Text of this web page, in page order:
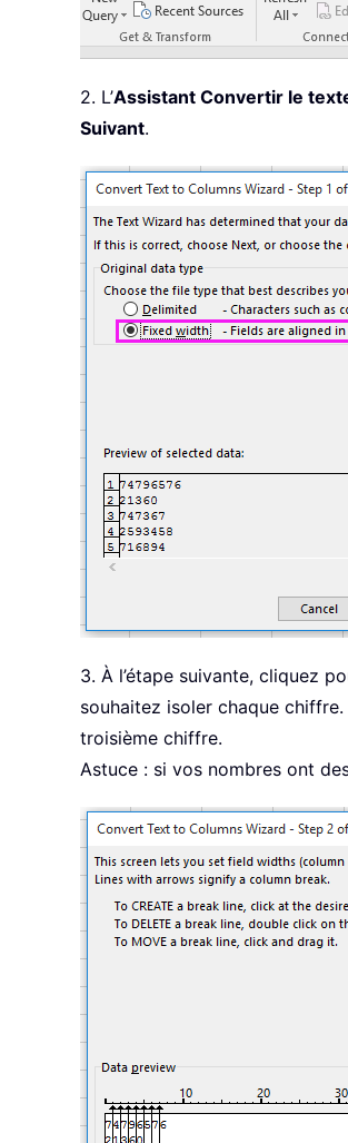
2. L’Assistant Convertir le
Suivant.
3. À l’étape suivante, cliquez
souhaitez isoler chaque
troisième chiffre.
Astuce : si vos nombres ont